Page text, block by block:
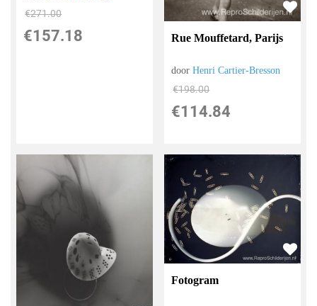
€271.00
€157.18 Rue Mouffetard, Parijs
doorHenri Cartier-Bresson
€198.00
€114.84
Fotogram